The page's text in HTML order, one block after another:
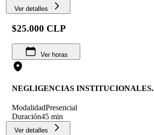
Ver detalles
$25.000 CLP
Ver horas
NEGLIGENCIAS INSTITUCIONALES.
ModalidadPresencial
Duración45 min
Ver detalles